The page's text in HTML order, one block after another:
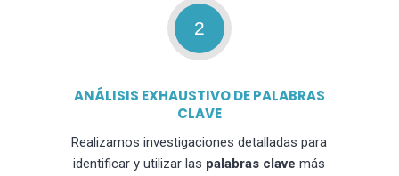
2
ANÁLISIS EXHAUSTIVO DE PALABRAS
CLAVE
Realizamos investigaciones detalladas para
identificar y utilizar las palabras clave más